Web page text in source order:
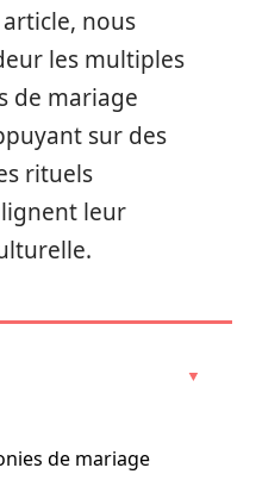
nous
les multiples
de mariage
sur des
rituels
leur
de mariage